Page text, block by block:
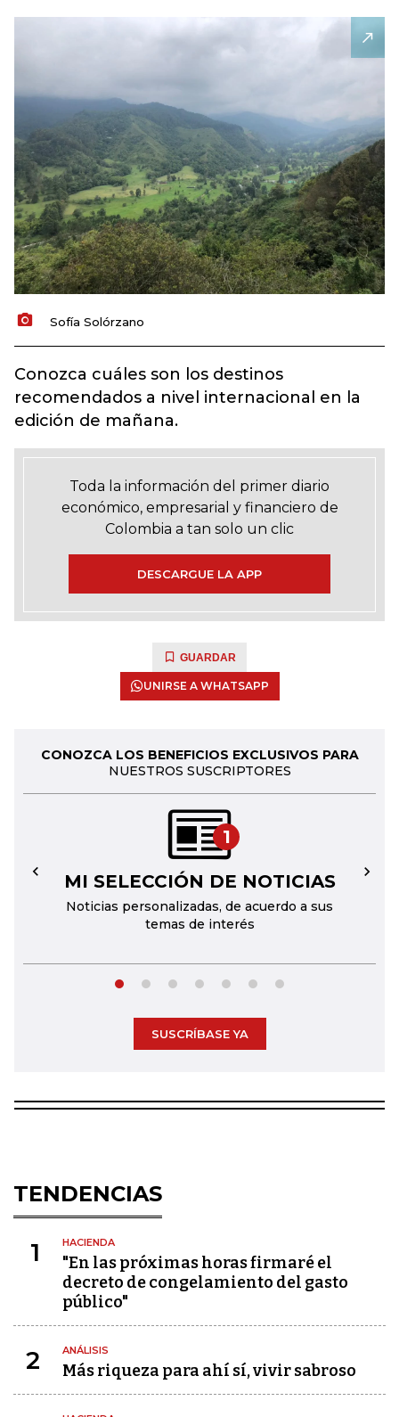
Sofía Solórzano
Conozca cuáles son los destinos
recomendados a nivel internacional en la
edición de mañana.
Toda la información del primer diario
económico, empresarial y financiero de
Colombia a tan solo un clic
DESCARGUE LA APP
GUARDAR
UNIRSE A WHATSAPP
CONOZCA LOS BENEFICIOS EXCLUSIVOS PARA
NUESTROS SUSCRIPTORES
1
MI SELECCIÓN DE NOTICIAS
Noticias personalizadas, de acuerdo a sus
temas de interés
← →
SUSCRÍBASE YA
TENDENCIAS
1 HACIENDA
"En las próximas horas firmaré el
decreto de congelamiento del gasto
público"
2 ANÁLISIS
Más riqueza para ahí sí, vivir sabroso